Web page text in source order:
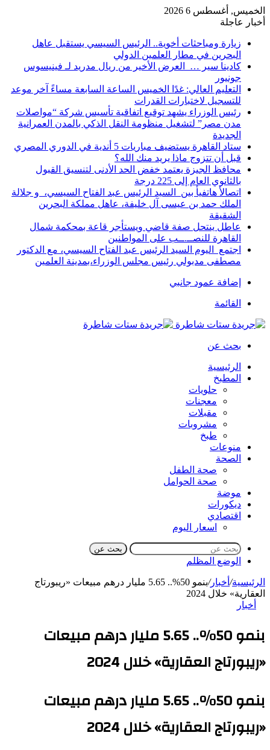
الخميس, أغسطس 6 2026
أخبار عاجلة
زيارة ومباحثات أخوية.. الرئيس السيسي يستقبل عاهل
البحرين في مطار العلمين الدولي
كادينا سير … العرض الأخير من ريال مدريد لـ فينيسوس
جونيور
التعليم العالي: غدًا الخميس الساعة السابعة مساءً آخر موعد
للتسجيل لاختبارات القدرات
رئيس الوزراء يشهد توقيع اتفاقية تأسيس شركة “مواصلات
مدن مصر” لتشغيل منظومة النقل الذكي بالمدن العمرانية
الجديدة
ستاد القاهرة يستضيف مباريات 5 أندية في الدوري المصري
قبل أن تتزوج ماذا يريد منك الله؟
محافظ الجيزة يعتمد خفض الحد الأدنى لتنسيق القبول
بالثانوي العام إلى 225 درجة
اتصالأ هاتفيأ بين السيد الرئيس عبد الفتاح السيسي، و جلالة
الملك حمد بن عيسى آل خليفة، عاهل مملكة البحرين
الشقيقة
عاطل ينتحل صفة قاضي ويستأجر قاعة بمحكمة شمال
القاهرة للنصــ.ــب على المواطنين
اجتمع اليوم السيد الرئيس عبد الفتاح السيسي، مع الدكتور
مصطفى مدبولي رئيس مجلس الوزراء،بمدينة العلمين
إضافة عمود جانبي
القائمة
بحث عن
الرئيسية
المطبخ
حلويات
معجنات
مقبلات
مشروبات
طبخ
منوعات
الصحة
صحة الطفل
صحة الحوامل
موضة
ديكورات
اقتصادي
اسعار اليوم
بحث عن
الوضع المظلم
الرئيسية/ أخبار/
بنمو 50%.. 5.65 مليار درهم مبيعات «ريبورتاج
العقارية» خلال 2024
أخبار
بنمو 50%.. 5.65 مليار درهم مبيعات
«ريبورتاج العقارية» خلال 2024
بنمو 50%.. 5.65 مليار درهم مبيعات
«ريبورتاج العقارية» خلال 2024